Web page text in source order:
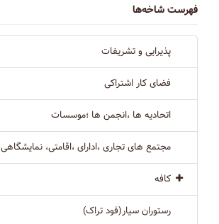
فهرست شاخه‌ها
پذیرایی و تشریفات
فضای کار اشتراکی
اتحادیه ها ،انجمن ها ؛موسسات
مجتمع های تجاری ،ادارای ،اقامتی، نمایشگاهی
کافه
رستوران سیار(فود تراک)